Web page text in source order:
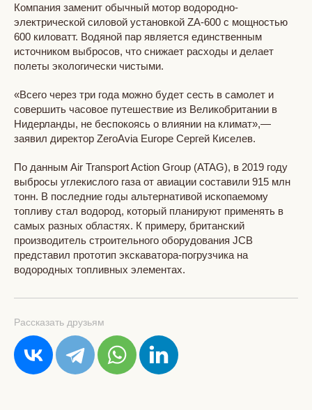
Компания заменит обычный мотор водородно-
электрической силовой установкой ZA-600 с мощностью
600 киловатт. Водяной пар является единственным
источником выбросов, что снижает расходы и делает
полеты экологически чистыми.
«Всего через три года можно будет сесть в самолет и
совершить часовое путешествие из Великобритании в
Нидерланды, не беспокоясь о влиянии на климат»,—
заявил директор ZeroAvia Europe Сергей Киселев.
По данным Air Transport Action Group (ATAG), в 2019 году
выбросы углекислого газа от авиации составили 915 млн
тонн. В последние годы альтернативой ископаемому
топливу стал водород, который планируют применять в
самых разных областях. К примеру, британский
производитель строительного оборудования JCB
представил прототип экскаватора-погрузчика на
водородных топливных элементах.
Рассказать друзьям